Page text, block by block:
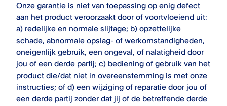
Onze garantie is niet van toepassing op enig defect
aan het product veroorzaakt door of voortvloeiend uit:
a) redelijke en normale slijtage; b) opzettelijke
schade, abnormale opslag- of werkomstandigheden,
oneigenlijk gebruik, een ongeval, of nalatigheid door
jou of een derde partij; c) bediening of gebruik van het
product die/dat niet in overeenstemming is met onze
instructies; of d) een wijziging of reparatie door jou of
een derde partij zonder dat jij of de betreffende derde